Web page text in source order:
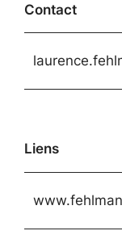
Contact
Liens